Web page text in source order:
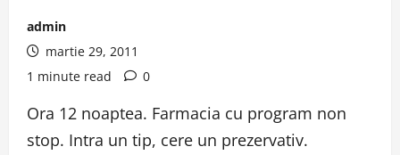
admin
martie 29, 2011
1 minute read
0
Ora 12 noaptea. Farmacia cu program non
stop. Intra un tip, cere un prezervativ.